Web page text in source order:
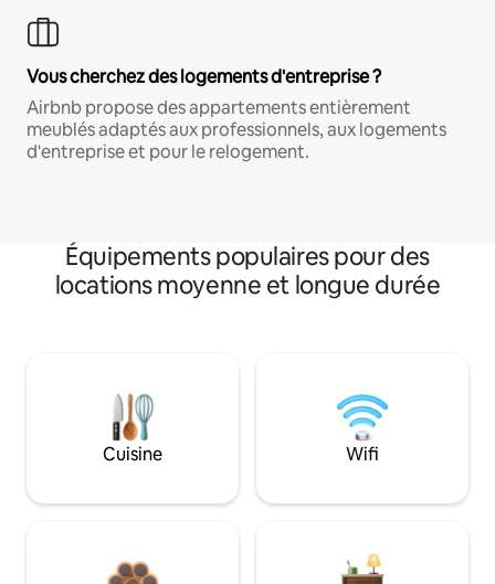
Vous cherchez des logements d'entreprise ?
Airbnb propose des appartements entièrement
meublés adaptés aux professionnels, aux logements
d'entreprise et pour le relogement.
Équipements populaires pour des
locations moyenne et longue durée
Cuisine Wifi